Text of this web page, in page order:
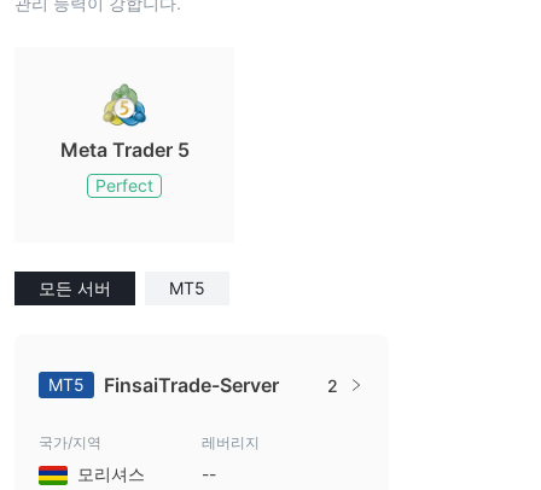
Meta Trader 5
Perfect
모든 서버 MT5
MT5 FinsaiTrade-Server 2
국가/지역
모리셔스
레버리지
--